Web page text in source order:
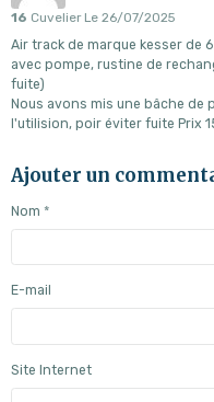
16 Cuvelier Le 26/07/2025
Air track de marque kesser de
avec pompe, rustine de
fuite)
Nous avons mis une bâche
l'utilision, poir éviter fuite Prix
Ajouter un
Nom
E-mail
Site Internet